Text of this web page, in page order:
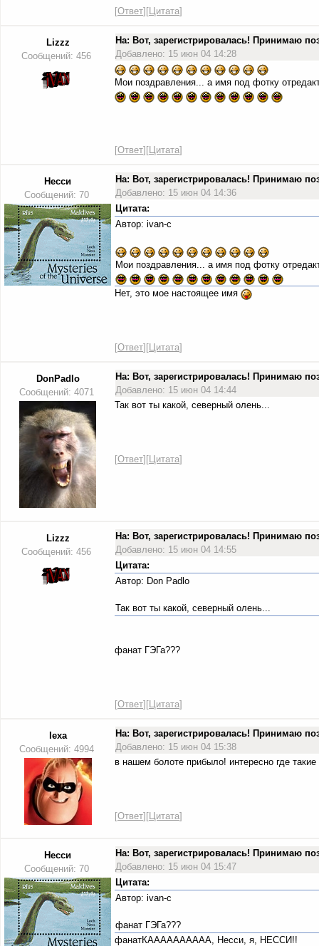
[Ответ][Цитата]
Lizzz
Сообщений: 456
На: Вот, зарегистрировалась! Принимаю
Добавлено: 15 июн 04 14:28
Мои поздравления... а имя под фотку
[Ответ][Цитата]
Несси
Сообщений: 70
На: Вот, зарегистрировалась! Принимаю
Добавлено: 15 июн 04 14:36
Цитата:
Автор: ivan-c
Мои поздравления... а имя под фотку
Нет, это мое настоящее имя
[Ответ][Цитата]
DonPadlo
Сообщений: 4071
На: Вот, зарегистрировалась! Принимаю
Добавлено: 15 июн 04 14:44
Так вот ты какой, северный олень...
[Ответ][Цитата]
Lizzz
Сообщений: 456
На: Вот, зарегистрировалась! Принимаю
Добавлено: 15 июн 04 14:55
Цитата:
Автор: Don Padlo
Так вот ты какой, северный олень...
фанат ГЭГа???
[Ответ][Цитата]
lexa
Сообщений: 4994
На: Вот, зарегистрировалась! Принимаю
Добавлено: 15 июн 04 15:38
в нашем болоте прибыло! интересно где
[Ответ][Цитата]
Несси
Сообщений: 70
На: Вот, зарегистрировалась! Принимаю
Добавлено: 15 июн 04 15:47
Цитата:
Автор: ivan-c
фанат ГЭГа???
фанатКАААААААААА, Несси, я, НЕССИ!!